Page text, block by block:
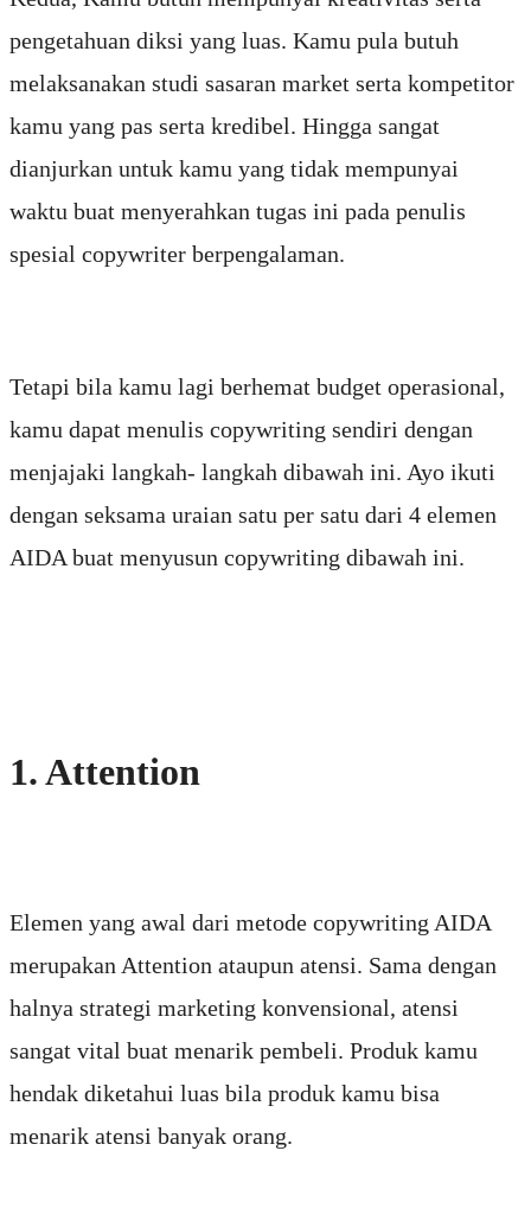
pengetahuan diksi yang luas. Kamu pula butuh
melaksanakan studi sasaran market serta kompetitor
kamu yang pas serta kredibel. Hingga sangat
dianjurkan untuk kamu yang tidak mempunyai
waktu buat menyerahkan tugas ini pada penulis
spesial copywriter berpengalaman.
Tetapi bila kamu lagi berhemat budget operasional,
kamu dapat menulis copywriting sendiri dengan
menjajaki langkah- langkah dibawah ini. Ayo ikuti
dengan seksama uraian satu per satu dari 4 elemen
AIDA buat menyusun copywriting dibawah ini.
1. Attention
Elemen yang awal dari metode copywriting AIDA
merupakan Attention ataupun atensi. Sama dengan
halnya strategi marketing konvensional, atensi
sangat vital buat menarik pembeli. Produk kamu
hendak diketahui luas bila produk kamu bisa
menarik atensi banyak orang.